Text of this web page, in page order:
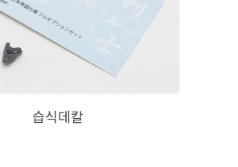
습식데칼